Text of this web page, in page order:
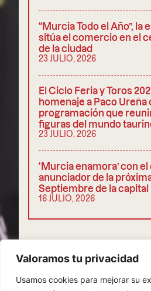
Valoramos tu privacidad
Usamos cookies para mejorar su
COMPARTIR
“Murcia Todo el Año”, la
sitúa el comercio en el
de la ciudad
23 JULIO, 2026
El Ciclo Feria y Toros
homenaje a Paco Ureña
programación que
figuras del mundo
23 JULIO, 2026
‘Murcia enamora’ con
anunciador de la
Septiembre de la capital
16 JULIO, 2026